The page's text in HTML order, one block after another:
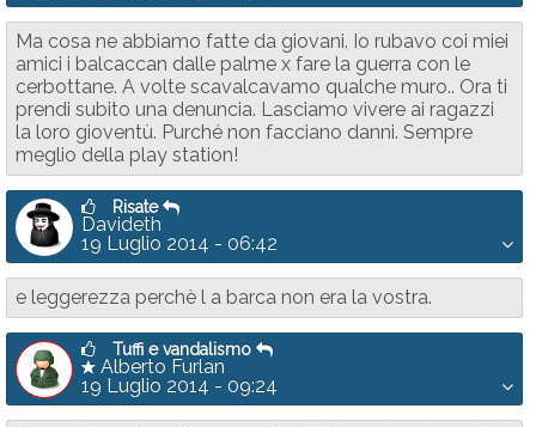
Ma cosa ne abbiamo fatte da giovani. Io rubavo coi miei
amici i balcaccan dalle palme x fare la guerra con le
cerbottane. A volte scavalcavamo qualche muro.. Ora ti
prendi subito una denuncia. Lasciamo vivere ai ragazzi
la loro gioventù. Purché non facciano danni. Sempre
meglio della play station!
Risate
Davideth
19 Luglio 2014 - 06:42
e leggerezza perchè l a barca non era la vostra.
Tuffi e vandalismo
Alberto Furlan
19 Luglio 2014 - 09:24